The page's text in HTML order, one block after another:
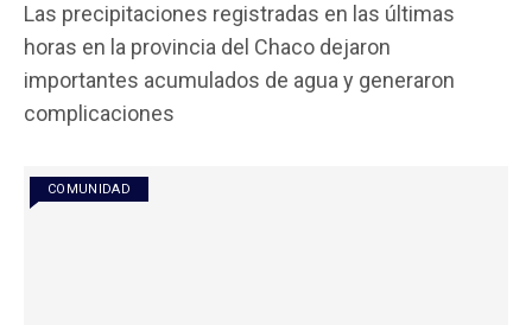
ce
b
o
k
tt
er
at
s
A
ail m
p
Las precipitaciones registradas en las últimas
horas en la provincia del Chaco dejaron
importantes acumulados de agua y generaron
complicaciones
COMUNIDAD